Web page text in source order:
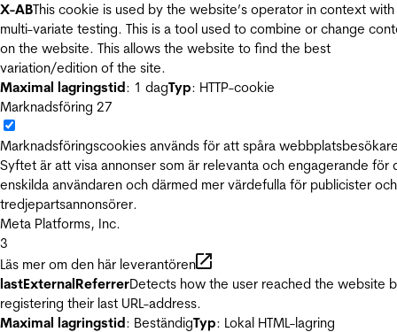
X-ABThis cookie is used by the website’s operator in context with
multi-variate testing. This is a tool used to combine or change
on the website. This allows the website to find the best
variation/edition of the site.
Maximal lagringstid: 1 dagTyp: HTTP-cookie
Marknadsföring 27
Marknadsföringscookies används för att spåra
Syftet är att visa annonser som är relevanta och engagerande för
enskilda användaren och därmed mer värdefulla för publicister och
tredjepartsannonsörer.
Meta Platforms, Inc.
3
Läs mer om den här leverantören
lastExternalReferrerDetects how the user reached the website
registering their last URL-address.
Maximal lagringstid: BeständigTyp: Lokal HTML-lagring